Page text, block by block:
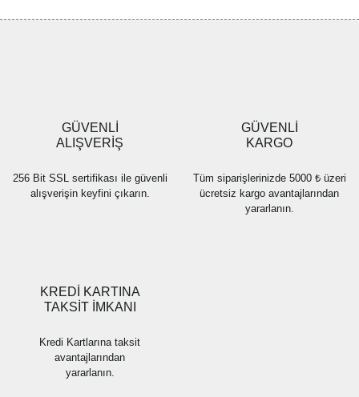
Ürün fiyatı diğer sitelerden daha pahalı.
Bu ürüne benzer farklı alternatifler olmalı.
GÜVENLİ
ALIŞVERİŞ
256 Bit SSL sertifikası ile güvenli
alışverişin keyfini çıkarın.
GÜVENLİ
KARGO
Tüm siparişlerinizde 5000 ₺ üzeri
ücretsiz kargo avantajlarından
yararlanın.
KREDİ KARTINA
TAKSİT İMKANI
Kredi Kartlarına taksit
avantajlarından
yararlanın.